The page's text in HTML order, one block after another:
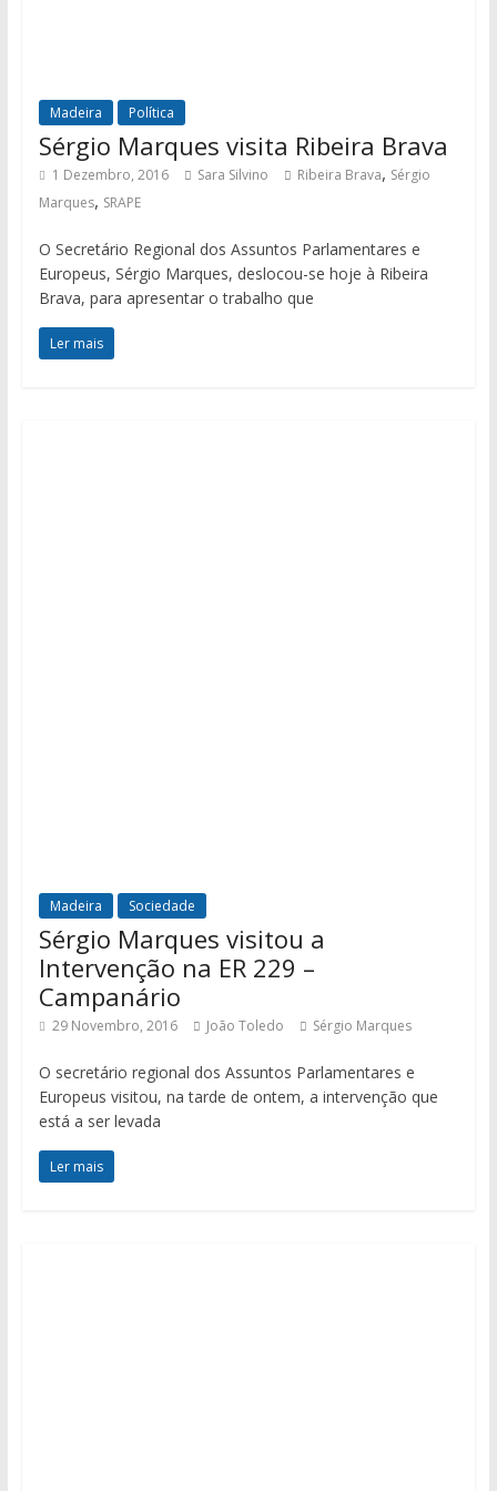
Madeira Política
Sérgio Marques visita Ribeira Brava
1 Dezembro, 2016 Sara Silvino Ribeira Brava, Sérgio
Marques, SRAPE
O Secretário Regional dos Assuntos Parlamentares e
Europeus, Sérgio Marques, deslocou-se hoje à Ribeira
Brava, para apresentar o trabalho que
Ler mais
Madeira Sociedade
Sérgio Marques visitou a
Intervenção na ER 229 –
Campanário
29 Novembro, 2016 João Toledo Sérgio Marques
O secretário regional dos Assuntos Parlamentares e
Europeus visitou, na tarde de ontem, a intervenção que
está a ser levada
Ler mais